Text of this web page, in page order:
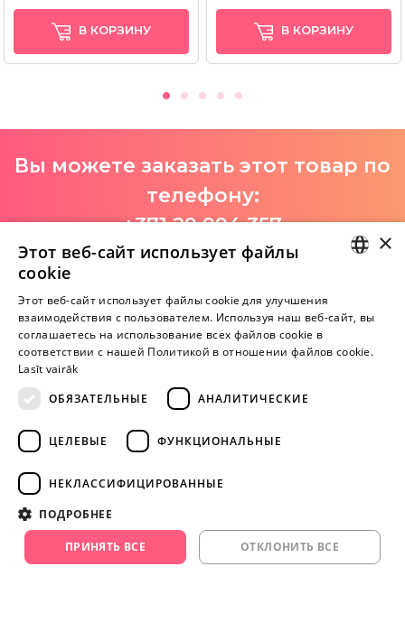
В КОРЗИНУ В КОРЗИНУ
Вы можете заказать этот товар по
телефону:
+371 29 994 357
I-V 9:00-18:00
Пока нет отзывов
Будь первым!
Внимание! Yesyes.lv содержит откровенную сексуальную
информацию и изо.
RUSSIAN
×
Этот веб-сайт использует файлы
cookie
Этот веб-сайт использует файлы cookie для улучшения
взаимодействия с пользователем. Используя наш веб-сайт, вы
соглашаетесь на использование всех файлов cookie в
соответствии с нашей Политикой в ​​отношении файлов cookie.
Lasīt vairāk
ОБЯЗАТЕЛЬНЫЕ
АНАЛИТИЧЕСКИЕ
ЦЕЛЕВЫЕ ФУНКЦИОНАЛЬНЫЕ
НЕКЛАССИФИЦИРОВАННЫЕ
ПОДРОБНЕЕ
ПРИНЯТЬ ВСЕ ОТКЛОНИТЬ ВСЕ